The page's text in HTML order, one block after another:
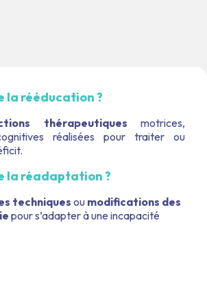
la rééducation ?
thérapeutiquesmotrices,
réalisées pour traiter ou
la réadaptation ?
techniques ou modifications des
pour s’adapter à une incapacité